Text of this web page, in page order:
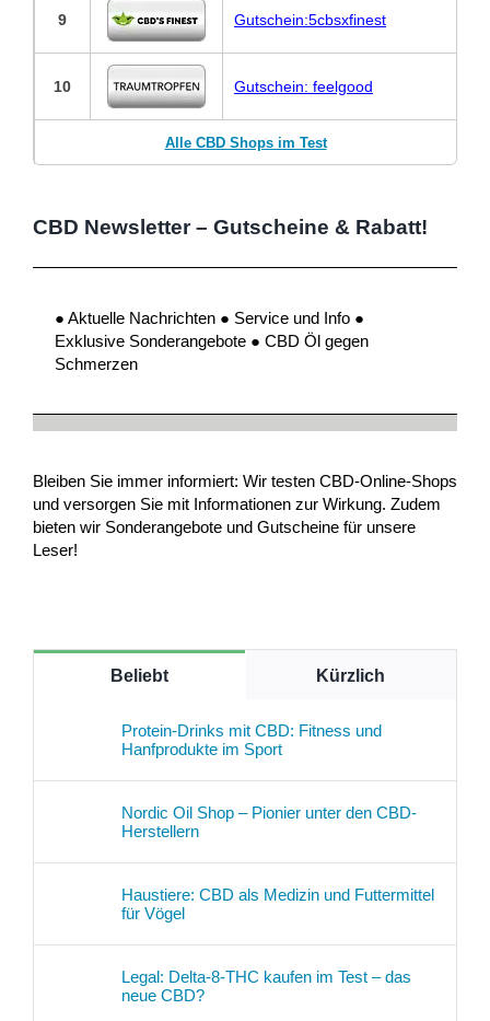
9 Gutschein:5cbsxfinest
10 Gutschein: feelgood
Alle CBD Shops im Test
CBD Newsletter – Gutscheine & Rabatt!
● Aktuelle Nachrichten ● Service und Info ●
Exklusive Sonderangebote ● CBD Öl gegen
Schmerzen
Bleiben Sie immer informiert: Wir testen CBD-Online-Shops
und versorgen Sie mit Informationen zur Wirkung. Zudem
bieten wir Sonderangebote und Gutscheine für unsere
Leser!
Beliebt Kürzlich
Protein-Drinks mit CBD: Fitness und
Hanfprodukte im Sport
Nordic Oil Shop – Pionier unter den CBD-
Herstellern
Haustiere: CBD als Medizin und Futtermittel
für Vögel
Legal: Delta-8-THC kaufen im Test – das
neue CBD?